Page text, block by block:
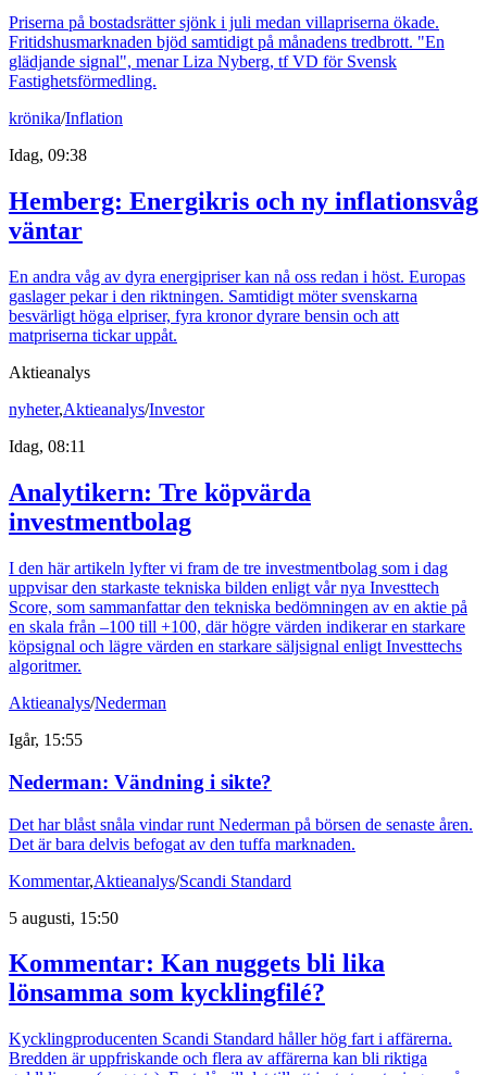
Priserna på bostadsrätter sjönk i juli medan villapriserna ökade.
Fritidshusmarknaden bjöd samtidigt på månadens tredbrott. "En
glädjande signal", menar Liza Nyberg, tf VD för Svensk
Fastighetsförmedling.
krönika/Inflation
Idag, 09:38
Hemberg: Energikris och ny inflationsvåg
väntar
En andra våg av dyra energipriser kan nå oss redan i höst. Europas
gaslager pekar i den riktningen. Samtidigt möter svenskarna
besvärligt höga elpriser, fyra kronor dyrare bensin och att
matpriserna tickar uppåt.
Aktieanalys
nyheter,Aktieanalys/Investor
Idag, 08:11
Analytikern: Tre köpvärda
investmentbolag
I den här artikeln lyfter vi fram de tre investmentbolag som i dag
uppvisar den starkaste tekniska bilden enligt vår nya Investtech
Score, som sammanfattar den tekniska bedömningen av en aktie på
en skala från –100 till +100, där högre värden indikerar en starkare
köpsignal och lägre värden en starkare säljsignal enligt Investtechs
algoritmer.
Aktieanalys/Nederman
Igår, 15:55
Nederman: Vändning i sikte?
Det har blåst snåla vindar runt Nederman på börsen de senaste åren.
Det är bara delvis befogat av den tuffa marknaden.
Kommentar,Aktieanalys/Scandi Standard
5 augusti, 15:50
Kommentar: Kan nuggets bli lika
lönsamma som kycklingfilé?
Kycklingproducenten Scandi Standard håller hög fart i affärerna.
Bredden är uppfriskande och flera av affärerna kan bli riktiga